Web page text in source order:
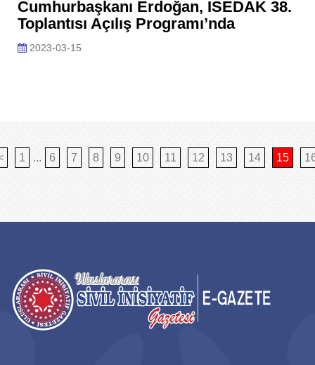
Cumhurbaşkanı Erdoğan, İSEDAK 38.
Toplantısı Açılış Programı’nda
2023-03-15
1 ... 6 7 8 9 10 11 12 13 14 15